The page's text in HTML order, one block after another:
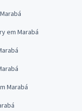
em Marabá
Marabá